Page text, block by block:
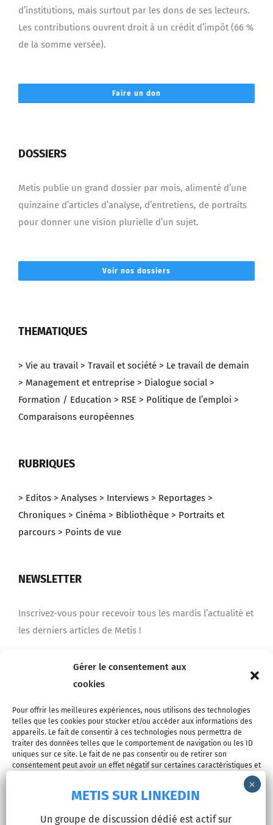
Gérer le consentement aux
cookies
Pour offrir les meilleures expériences, nous utilisons des technologies
telles que les cookies pour stocker et/ou accéder aux informations des
appareils. Le fait de consentir à ces technologies nous permettra de
traiter des données telles que le comportement de navigation ou les ID
uniques sur ce site. Le fait de ne pas consentir ou de retirer son
consentement peut avoir un effet négatif sur certaines caractéristiques et
d’institutions, mais surtout par les dons de ses lecteurs.
Les contributions ouvrent droit à un crédit d’impôt (66 %
de la somme versée).
Faire un don
DOSSIERS
Metis publie un grand dossier par mois, alimenté d’une
quinzaine d’articles d’analyse, d’entretiens, de portraits
pour donner une vision plurielle d’un sujet.
Voir nos dossiers
THEMATIQUES
> Vie au travail > Travail et société > Le travail de demain
> Management et entreprise > Dialogue social >
Formation / Education > RSE > Politique de l’emploi >
Comparaisons européennes
RUBRIQUES
> Editos > Analyses > Interviews > Reportages >
Chroniques > Cinéma > Bibliothèque > Portraits et
parcours > Points de vue
NEWSLETTER
Inscrivez-vous pour recevoir tous les mardis l’actualité et
les derniers articles de Metis !
© Copyright 2026 - METIS EUROPE | Tous droits réservés |
Mentions légales
METIS SUR LINKEDIN
Un groupe de discussion dédié est actif sur